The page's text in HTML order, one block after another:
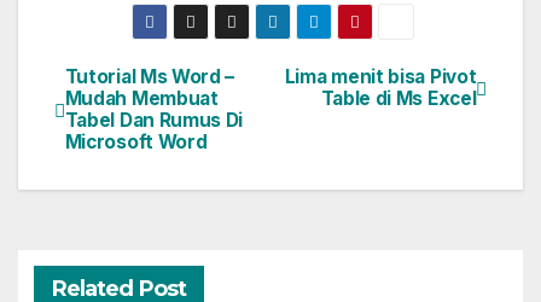
Lima menit bisa Pivot
Table di Ms Excel
Tutorial Ms Word –
Mudah Membuat
Tabel Dan Rumus Di
Microsoft Word
Related Post